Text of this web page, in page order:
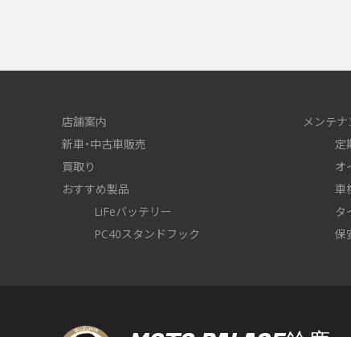
店舗案内
新車・中古車販売
買取り
おすすめ製品
LiFeバッテリー
PC40スタンドフック
メンテナ
定
オ
車
タ
保